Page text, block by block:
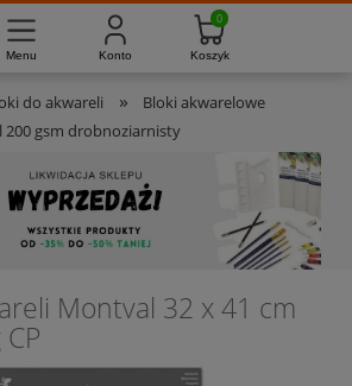
do akwareli »
Bloki akwarelowe
200 gsm drobnoziarnisty
Montval 32 x 41 cm
012-789 Pon. - Pt. 8:00 - 16:00